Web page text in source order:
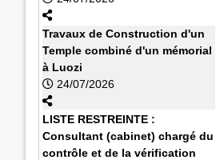
Travaux de Construction d'un
Temple combiné d'un mémorial
à Luozi
24/07/2026
LISTE RESTREINTE :
Consultant (cabinet) chargé du
contrôle et de la vérification